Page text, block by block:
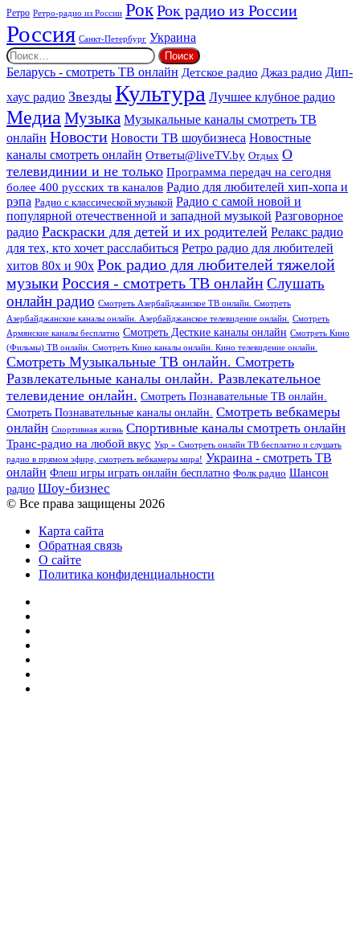
Ретро Ретро-радио из России РокРок радио из России
Россия Санкт-Петербург Украина
Найти:
Беларусь - смотреть ТВ онлайн Детское радио Джаз радио Дип-
хаус радио Звезды Культура Лучшее клубное радио
Медиа Музыка Музыкальные каналы смотреть ТВ
онлайн Новости Новости ТВ шоубизнеса Новостные
каналы смотреть онлайн Ответы@liveTV.by Отдых О
телевидинии и не только Программа передач на сегодня
более 400 русских тв каналов Радио для любителей хип-хопа и
рэпа Радио с классической музыкой Радио с самой новой и
популярной отечественной и западной музыкой Разговорное
радио Раскраски для детей и их родителей Релакс радио
для тех, кто хочет расслабиться Ретро радио для любителей
хитов 80х и 90х Рок радио для любителей тяжелой
музыкиРоссия - смотреть ТВ онлайнСлушать
онлайн радио Смотреть Азербайджанское ТВ онлайн. Смотреть
Азербайджанские каналы онлайн. Азербайджанское телевидение онлайн.
Смотреть
Армянские каналы бесплатно Смотреть Десткие каналы онлайн Смотреть Кино
(Фильмы) ТВ онлайн. Смотреть Кино каналы онлайн. Кино телевидение онлайн.
Смотреть Музыкальные ТВ онлайн. Смотреть
Развлекательные каналы онлайн. Развлекательное
телевидение онлайн. Смотреть Познавательные ТВ онлайн.
Смотреть Познавательные каналы онлайн. Смотреть вебкамеры
онлайн Спортивная жизнь Спортивные каналы смотреть онлайн
Транс-радио на любой вкус Укр » Смотреть онлайн ТВ бесплатно и слушать
радио в прямом эфире, смотреть вебкамеры мира! Украина - смотреть ТВ
онлайн Флеш игры играть онлайн бесплатно Фолк радио Шансон
радио Шоу-бизнес
© Все права защищены 2026
Карта сайта
Обратная связь
О сайте
Политика конфиденциальности